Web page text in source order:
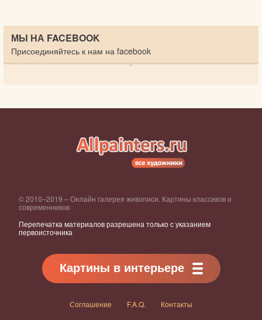
МЫ НА FACEBOOK
Присоединяйтесь к нам на facebook
© 2010–2019 – Онлайн галерея живописи. Картины классиков и
современников
Перепечатка материалов разрешена только с указанием
первоисточника
Картины в интерьере
Соглашение F.A.Q. Контакты